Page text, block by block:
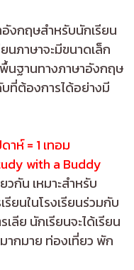
งกฤษสำหรับนักเรียน
นภาษาจะมีขนาดเล็ก
นฐานทางภาษาอังกฤษ
บที่ต้องการได้อย่างมี
าห์ = 1 เทอม
with a Buddy
วกัน เหมาะสำหรับ
ยนในโรงเรียนร่วมกับ
ลีย นักเรียนจะได้เรียน
ากมาย ท่องเที่ยว พัก